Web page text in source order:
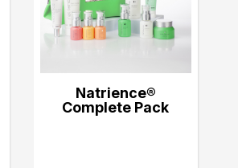
Natrience®
Complete Pack